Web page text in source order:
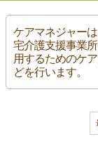
ケアマネジャー
宅介護支援事業
用するためのケ
どを行います。